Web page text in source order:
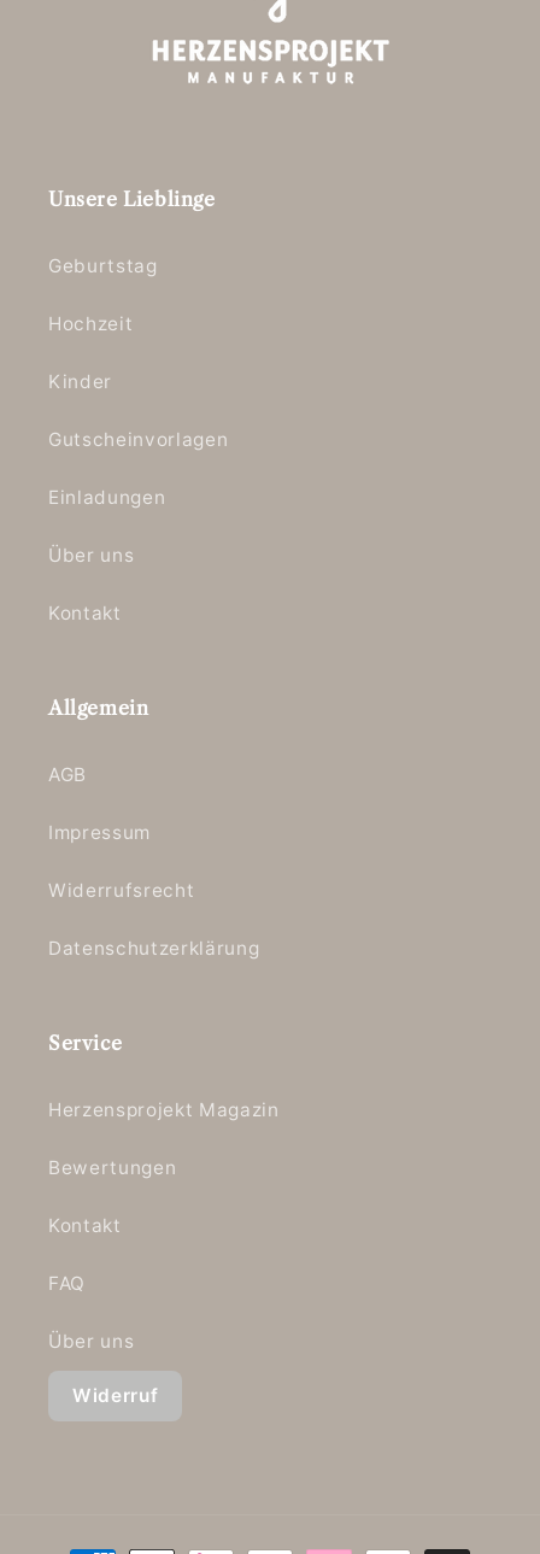
Unsere Lieblinge
Geburtstag
Hochzeit
Kinder
Gutscheinvorlagen
Einladungen
Über uns
Kontakt
Allgemein
AGB
Impressum
Widerrufsrecht
Datenschutzerklärung
Service
Herzensprojekt Magazin
Bewertungen
Kontakt
FAQ
Über uns
Widerruf